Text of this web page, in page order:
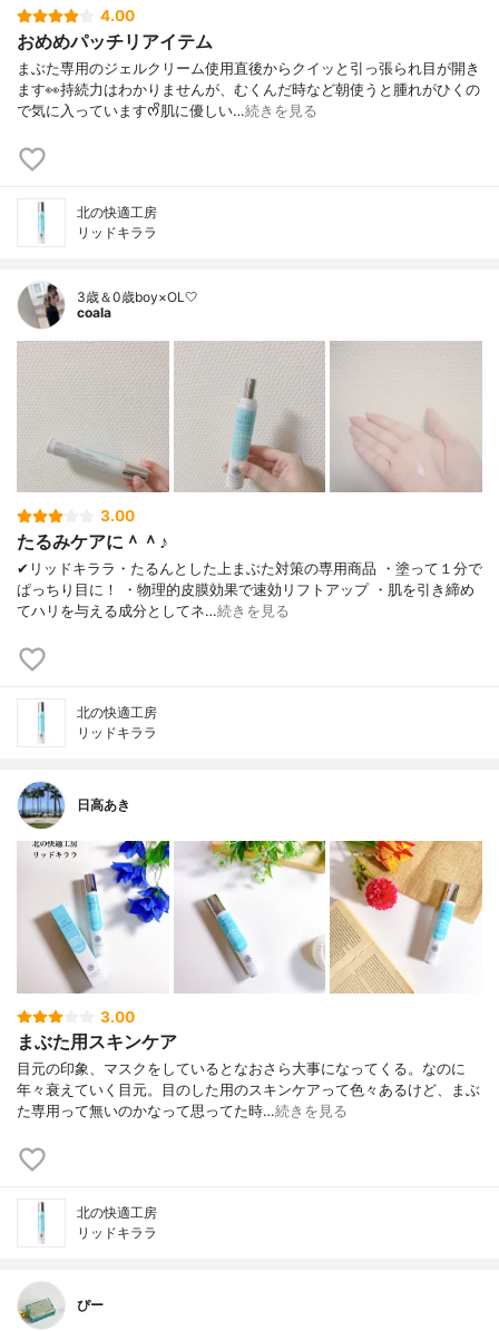
4.00
おめめパッチリアイテム
まぶた専用のジェルクリーム使用直後からクイッと引っ張られ目が開き
ます👀持続力はわかりませんが、むくんだ時など朝使うと腫れがひくの
で気に入っていますᰔᩚ肌に優しい…続きを見る
北の快適工房
リッドキララ
3歳＆0歳boy×OL🤍
coala
3.00
たるみケアに＾＾♪
✔︎リッドキララ・たるんとした上まぶた対策の専用商品 ・塗って１分で
ぱっちり目に！ ・物理的皮膜効果で速効リフトアップ ・肌を引き締め
てハリを与える成分としてネ…続きを見る
北の快適工房
リッドキララ
日高あき
3.00
まぶた用スキンケア
目元の印象、マスクをしているとなおさら大事になってくる。なのに
年々衰えていく目元。目のした用のスキンケアって色々あるけど、まぶ
た専用って無いのかなって思ってた時…続きを見る
北の快適工房
リッドキララ
ぴー